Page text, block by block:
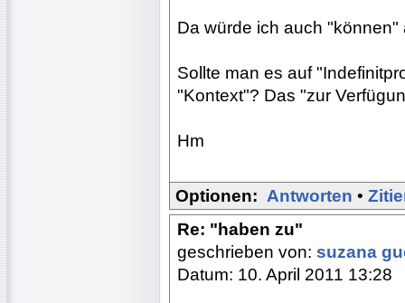
Da würde ich auch
Sollte man es auf
"Kontext"? Das "zur
Hm
Optionen: Antworten •
Re: "haben zu"
geschrieben von: suzana
Datum: 10. April 2011 13:28